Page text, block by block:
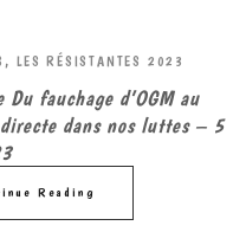
, LES RÉSISTANTES 2023
fauchage d’OGM au
dans nos luttes – 5
Reading